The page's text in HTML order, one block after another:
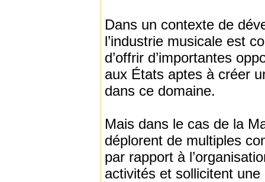
Dans un contexte de
l’industrie musicale est
d’offrir d’importantes
aux États aptes à créer
dans ce domaine.
Mais dans le cas de la
déplorent de multiples
par rapport à
activités et sollicitent